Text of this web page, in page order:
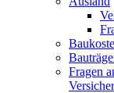
Fragen